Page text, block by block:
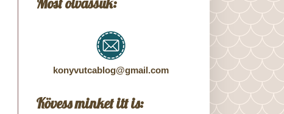
konyvutcablog@gmail.com
Kövess minket itt is: